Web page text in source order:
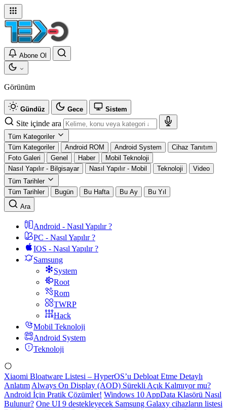
Abone Ol
Görünüm
Gündüz Gece Sistem
Site içinde ara
Tüm Kategoriler
Tüm Kategoriler
Android ROM Android System
Cihaz Tanıtım
Foto Galeri
Genel Haber
Mobil Teknoloji
Nasıl Yapılır - Bilgisayar
Nasıl Yapılır - Mobil Teknoloji
Video
Tüm Tarihler
Tüm Tarihler
Bugün Bu Hafta Bu Ay
Bu Yıl
Ara
Android - Nasıl Yapılır ?
PC - Nasıl Yapılır ?
IOS - Nasıl Yapılır ?
Samsung
System
Root
Rom
TWRP
Hack
Mobil Teknoloji
Android System
Teknoloji
Xiaomi Bloatware Listesi – HyperOS’u Debloat Etme Detaylı
Anlatım Always On Display (AOD) Sürekli Açık Kalmıyor mu?
Android İçin Pratik Çözümler! Windows 10 AppData Klasörü Nasıl
Bulunur? One UI 9 destekleyecek Samsung Galaxy cihazların listesi